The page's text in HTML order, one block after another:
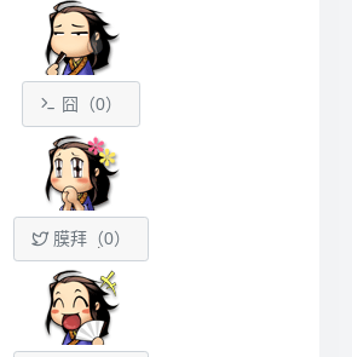
囧（0）
膜拜（0）